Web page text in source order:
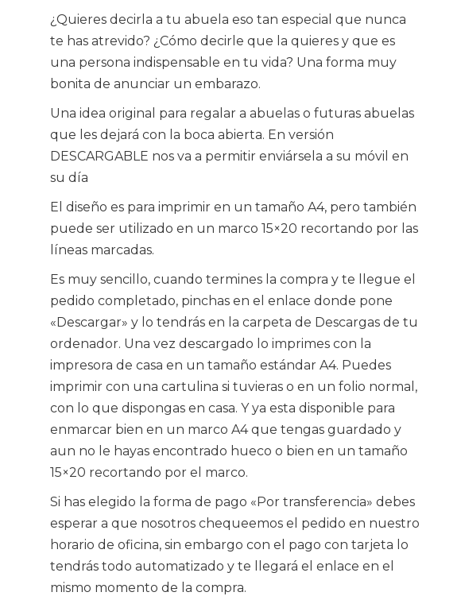
¿Quieres decirla a tu abuela eso tan especial que nunca
te has atrevido? ¿Cómo decirle que la quieres y que es
una persona indispensable en tu vida? Una forma muy
bonita de anunciar un embarazo.
Una idea original para regalar a abuelas o futuras abuelas
que les dejará con la boca abierta. En versión
DESCARGABLE nos va a permitir enviársela a su móvil en
su día
El diseño es para imprimir en un tamaño A4, pero también
puede ser utilizado en un marco 15×20 recortando por las
líneas marcadas.
Es muy sencillo, cuando termines la compra y te llegue el
pedido completado, pinchas en el enlace donde pone
«Descargar» y lo tendrás en la carpeta de Descargas de tu
ordenador. Una vez descargado lo imprimes con la
impresora de casa en un tamaño estándar A4. Puedes
imprimir con una cartulina si tuvieras o en un folio normal,
con lo que dispongas en casa. Y ya esta disponible para
enmarcar bien en un marco A4 que tengas guardado y
aun no le hayas encontrado hueco o bien en un tamaño
15×20 recortando por el marco.
Si has elegido la forma de pago «Por transferencia» debes
esperar a que nosotros chequeemos el pedido en nuestro
horario de oficina, sin embargo con el pago con tarjeta lo
tendrás todo automatizado y te llegará el enlace en el
mismo momento de la compra.